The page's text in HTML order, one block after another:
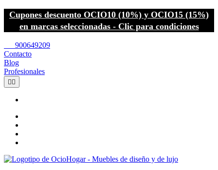
Cupones descuento OCIO10 (10%) y OCIO15 (15%)
en marcas seleccionadas - Clic para condiciones
900649209
Contacto
Blog
Profesionales
 